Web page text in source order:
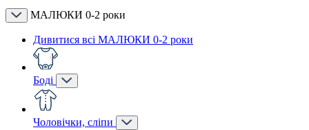
МАЛЮКИ 0-2 роки
Дивитися всі МАЛЮКИ 0-2 роки
Боді
Чоловічки, сліпи